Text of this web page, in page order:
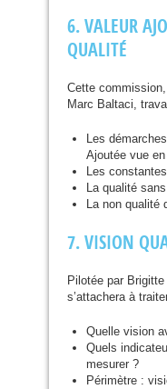
6. VALEUR
QUALITÉ
Cette
Marc Baltaci,
Les
Ajoutée vue
Les
La qualité
La non qualité
7. VISION
Pilotée par
s’attachera à
Quelle vision
Quels
mesurer ?
Périmètre :